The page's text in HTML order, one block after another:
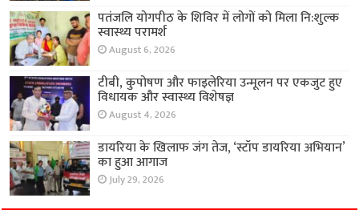
पतंजलि योगपीठ के शिविर में लोगों को मिला नि:शुल्क
स्वास्थ्य परामर्श
August 6, 2026
टीबी, कुपोषण और फाइलेरिया उन्मूलन पर एकजुट हुए
विधायक और स्वास्थ्य विशेषज्ञ
August 4, 2026
डायरिया के खिलाफ जंग तेज, ‘स्टॉप डायरिया अभियान’
का हुआ आगाज
July 29, 2026